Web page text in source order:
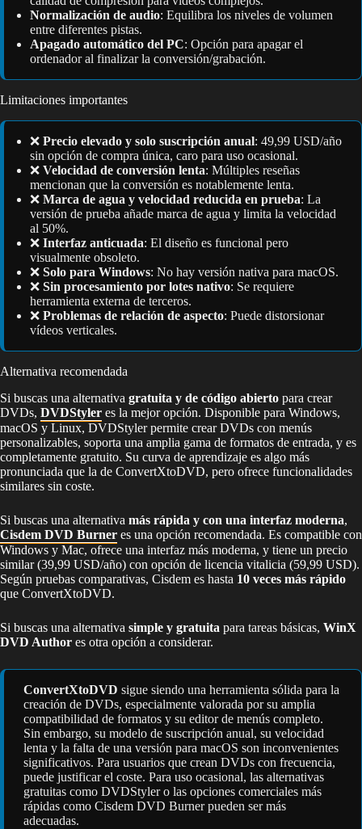
Normalización de audio: Equilibra los niveles de volumen
entre diferentes pistas.
Apagado automático del PC: Opción para apagar el
ordenador al finalizar la conversión/grabación.
Limitaciones importantes
❌ Precio elevado y solo suscripción anual: 49,99 USD/año
sin opción de compra única, caro para uso ocasional.
❌ Velocidad de conversión lenta: Múltiples reseñas
mencionan que la conversión es notablemente lenta.
❌ Marca de agua y velocidad reducida en prueba: La
versión de prueba añade marca de agua y limita la velocidad
al 50%.
❌ Interfaz anticuada: El diseño es funcional pero
visualmente obsoleto.
❌ Solo para Windows: No hay versión nativa para macOS.
❌ Sin procesamiento por lotes nativo: Se requiere
herramienta externa de terceros.
❌ Problemas de relación de aspecto: Puede distorsionar
vídeos verticales.
Alternativa recomendada
Si buscas una alternativa gratuita y de código abierto para crear
DVDs, DVDStyler es la mejor opción. Disponible para Windows,
macOS y Linux, DVDStyler permite crear DVDs con menús
personalizables, soporta una amplia gama de formatos de entrada, y es
completamente gratuito. Su curva de aprendizaje es algo más
pronunciada que la de ConvertXtoDVD, pero ofrece funcionalidades
similares sin coste.
Si buscas una alternativa más rápida y con una interfaz moderna,
Cisdem DVD Burner es una opción recomendada. Es compatible con
Windows y Mac, ofrece una interfaz más moderna, y tiene un precio
similar (39,99 USD/año) con opción de licencia vitalicia (59,99 USD).
Según pruebas comparativas, Cisdem es hasta 10 veces más rápido
que ConvertXtoDVD.
Si buscas una alternativa simple y gratuita para tareas básicas, WinX
DVD Author es otra opción a considerar.
ConvertXtoDVD sigue siendo una herramienta sólida para la
creación de DVDs, especialmente valorada por su amplia
compatibilidad de formatos y su editor de menús completo.
Sin embargo, su modelo de suscripción anual, su velocidad
lenta y la falta de una versión para macOS son inconvenientes
significativos. Para usuarios que crean DVDs con frecuencia,
puede justificar el coste. Para uso ocasional, las alternativas
gratuitas como DVDStyler o las opciones comerciales más
rápidas como Cisdem DVD Burner pueden ser más
adecuadas.